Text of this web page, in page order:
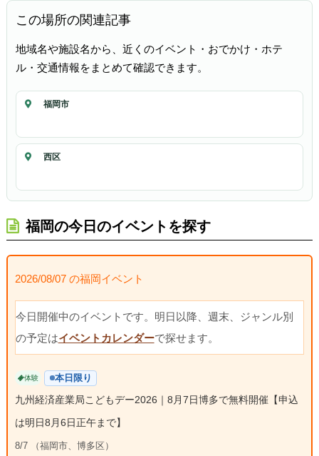
この場所の関連記事
地域名や施設名から、近くのイベント・おでかけ・ホテ
ル・交通情報をまとめて確認できます。
福岡市
西区
福岡の今日のイベントを探す
2026/08/07 の福岡イベント
今日開催中のイベントです。明日以降、週末、ジャンル別
の予定はイベントカレンダーで探せます。
体験 本日限り
九州経済産業局こどもデー2026｜8月7日博多で無料開催【申込
は明日8月6日正午まで】
8/7 （福岡市、博多区）